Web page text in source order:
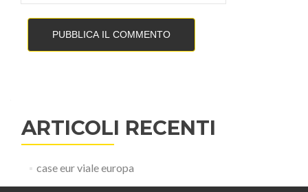
ARTICOLI RECENTI
case eur viale europa